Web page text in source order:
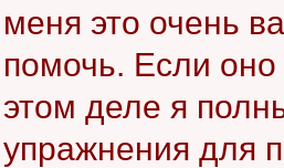
меня это очень
помочь. Если оно
этом деле я
упражнения для